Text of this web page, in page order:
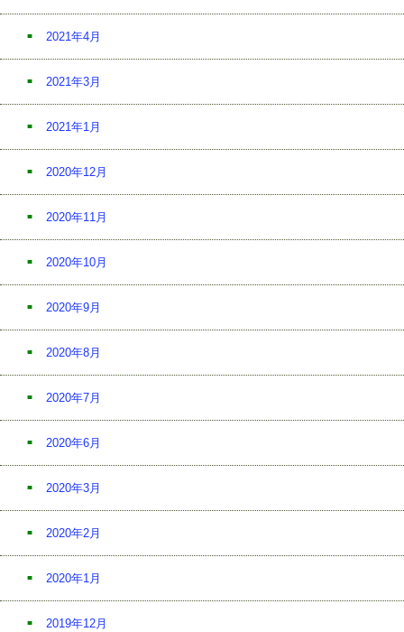
2021年4月
2021年3月
2021年1月
2020年12月
2020年11月
2020年10月
2020年9月
2020年8月
2020年7月
2020年6月
2020年3月
2020年2月
2020年1月
2019年12月